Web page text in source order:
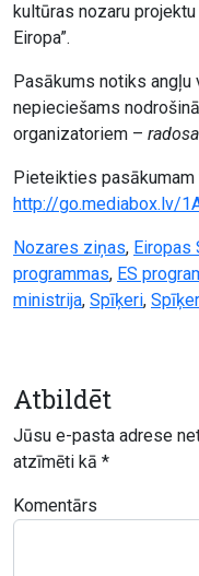
kultūras nozaru
Eiropa”.
Pasākums notiks angļu
nepieciešams
organizatoriem –
Pieteikties pasākumam
http://go.mediabox.lv/
Nozares ziņas, Eiropas
programmas, ES
ministrija, Spīķeri,
Atbildēt
Jūsu e-pasta adrese
atzīmēti kā *
Komentārs